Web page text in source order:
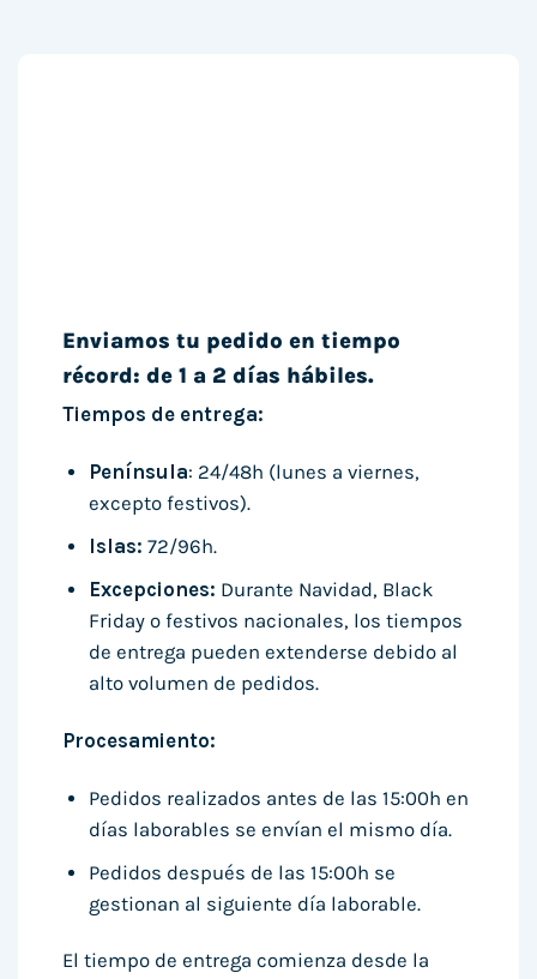
Enviamos tu pedido en tiempo
récord: de 1 a 2 días hábiles.
Tiempos de entrega:
Península: 24/48h (lunes a viernes,
excepto festivos).
Islas: 72/96h.
Excepciones: Durante Navidad, Black
Friday o festivos nacionales, los tiempos
de entrega pueden extenderse debido al
alto volumen de pedidos.
Procesamiento:
Pedidos realizados antes de las 15:00h en
días laborables se envían el mismo día.
Pedidos después de las 15:00h se
gestionan al siguiente día laborable.
El tiempo de entrega comienza desde la